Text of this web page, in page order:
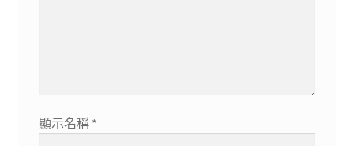
顯示名稱 *